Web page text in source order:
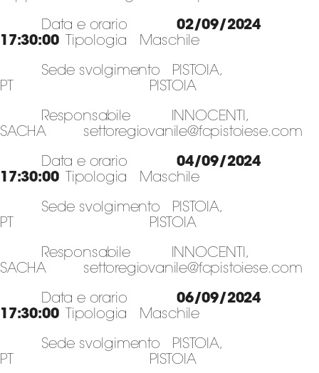
Data e orario 02/09/2024
17:30:00Tipologia Maschile
Sede svolgimento PISTOIA,
PT PISTOIA
Responsabile INNOCENTI,
SACHA settoregiovanile@fcpistoiese.com
Data e orario 04/09/2024
17:30:00Tipologia Maschile
Sede svolgimento PISTOIA,
PT PISTOIA
Responsabile INNOCENTI,
SACHA settoregiovanile@fcpistoiese.com
Data e orario 06/09/2024
17:30:00Tipologia Maschile
Sede svolgimento PISTOIA,
PT PISTOIA